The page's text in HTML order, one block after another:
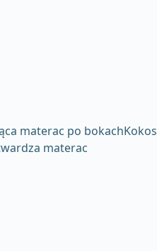
materac po bokachKokos
materac